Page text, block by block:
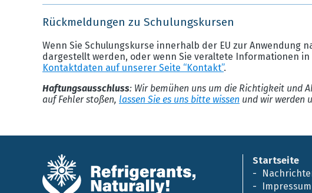
Rückmeldungen zu Schulungskursen
Wenn Sie Schulungskurse innerhalb der EU zur
dargestellt werden, oder wenn Sie veraltete Informationen
Kontaktdaten auf unserer Seite “Kontakt”.
Haftungsausschluss: Wir bemühen uns um die Richtigkeit und
auf Fehler stoßen, lassen Sie es uns bitte wissen und wir werden
Startseite
Impressum